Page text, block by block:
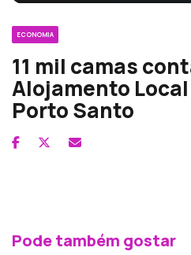
ECONOMIA
11 mil camas
Alojamento
Porto Santo
Pode também gostar